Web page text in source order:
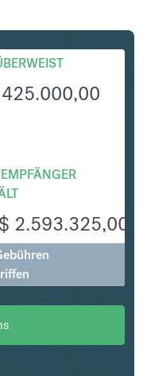
425.000,00
2.593.325,00